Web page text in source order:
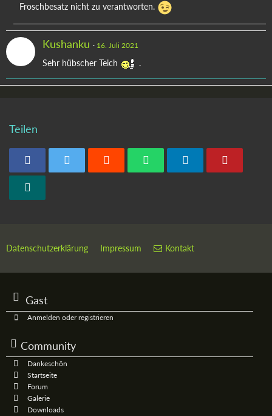
Froschbesatz nicht zu verantworten.
Kushanku 16. Juli 2021
Sehr hübscher Teich .
Teilen
Datenschutzerklärung Impressum Kontakt
Gast
Anmelden oder registrieren
Community
Dankeschön
Startseite
Forum
Galerie
Downloads